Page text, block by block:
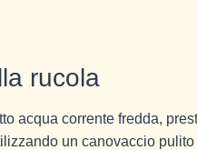
rucola
acqua corrente fredda,
un canovaccio